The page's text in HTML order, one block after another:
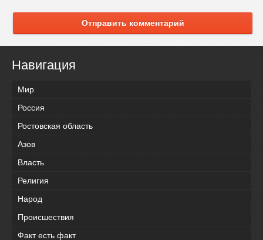
Отправить комментарий
Навигация
Мир
Россия
Ростовская область
Азов
Власть
Религия
Народ
Происшествия
Факт есть факт